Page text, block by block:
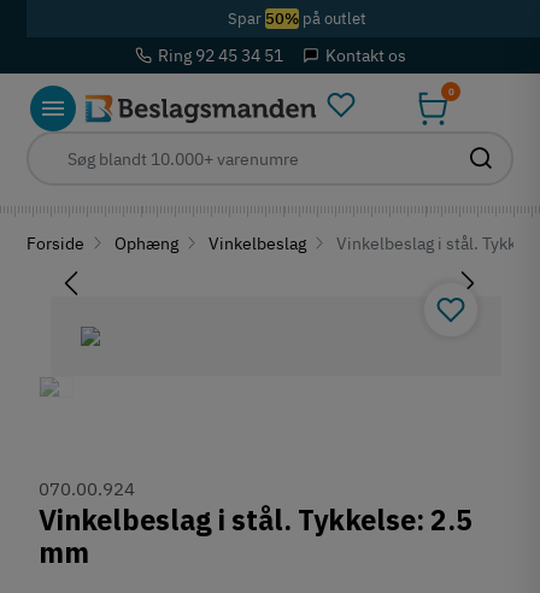
Spar 50%på outlet
Ring 92 45 34 51 Kontakt os
0
Forside Ophæng Vinkelbeslag Vinkelbeslag i stål.
070.00.924
Vinkelbeslag i stål. Tykkelse: 2.5
mm